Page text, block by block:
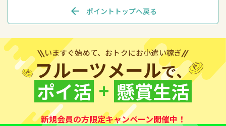
arrow_back ポイントトップへ戻る
いますぐ始めて、おトクにお小遣い稼ぎ
フルーツメールで、
ポイ活 + 懸賞生活
新規会員の方限定キャンペーン開催中！